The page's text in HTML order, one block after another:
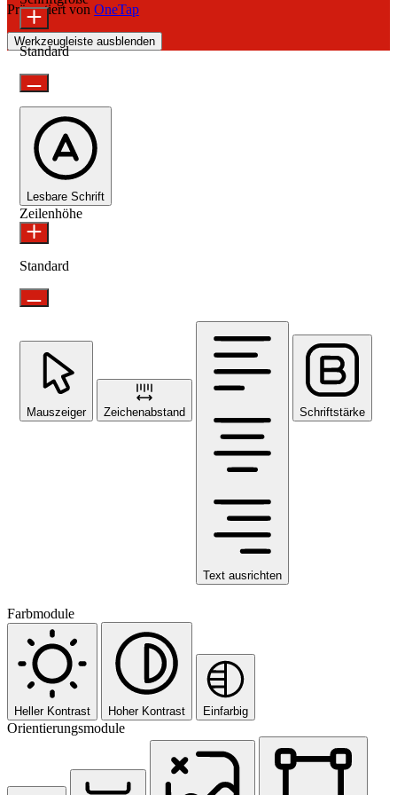
Präsentiert von OneTap
Werkzeugleiste ausblenden
Standard
Lesbare Schrift
Zeilenhöhe
Standard
Mauszeiger Zeichenabstand
Text ausrichten
Schriftstärke
Farbmodule
Heller Kontrast Hoher Kontrast Einfarbig
Orientierungsmodule